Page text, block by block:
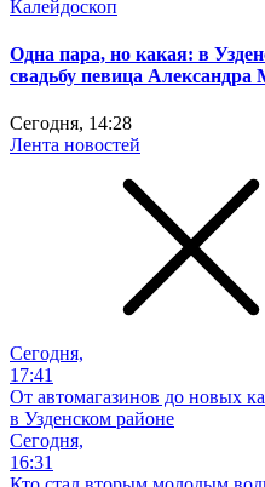
Калейдоскоп
Одна пара, но какая: в
свадьбу певица Александра
Сегодня, 14:28
Лента новостей
Сегодня,
17:41
От автомагазинов до новых
в Узденском районе
Сегодня,
16:31